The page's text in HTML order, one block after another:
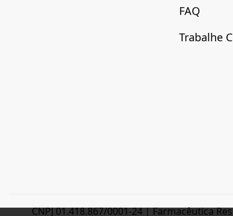
FAQ
Trabalhe
CNPJ 01.418.867/0001-24 | Farmacêutica